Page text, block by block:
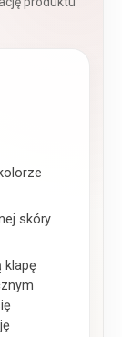
skóry
klapę